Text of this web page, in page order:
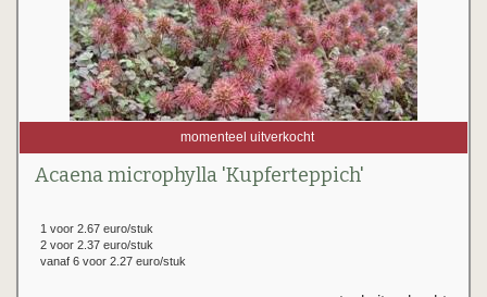
momenteel uitverkocht
Acaena microphylla 'Kupferteppich'
1 voor 2.67 euro/stuk
2 voor 2.37 euro/stuk
vanaf 6 voor 2.27 euro/stuk